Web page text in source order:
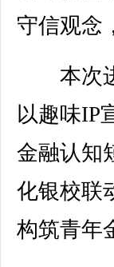
守信观念
本次进
以趣味IP
金融认知
化银校联
构筑青年